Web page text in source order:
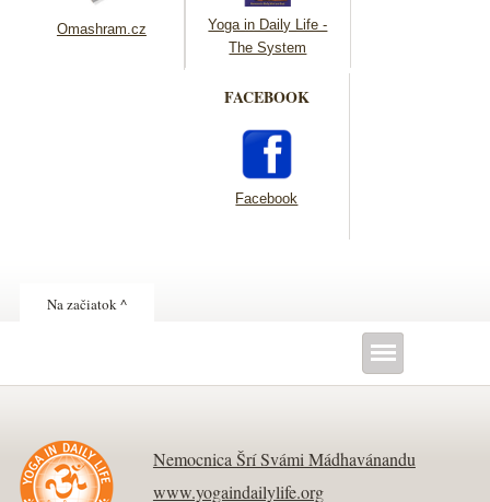
Omashram.cz
Yoga in Daily Life -
The System
FACEBOOK
Facebook
Na začiatok ^
Nemocnica Šrí Svámi Mádhavánandu
www.yogaindailylife.org